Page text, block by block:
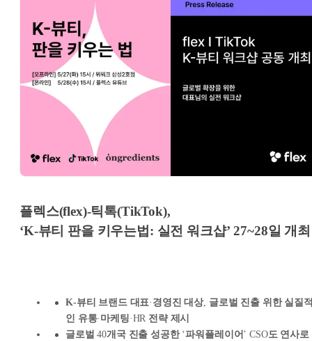
플렉스(flex)-틱톡(TikTok),
‘K-뷰티 판을 키우는법: 실전 워크샵’ 27~28일 개최
K-뷰티 브랜드 대표· 경영진 대상, 글로벌 진출 위한 실질
인 유통· 마케팅·HR 전략 제시
글로벌 40개국 진출 성공한‘파워플레이어 ’ CSO도 연사로